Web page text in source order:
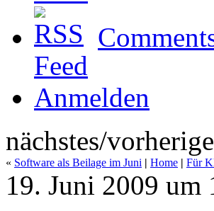
Anmelden
nächstes/
« Software als Beilage im Juni | Home | Für
19. Juni 2009 um